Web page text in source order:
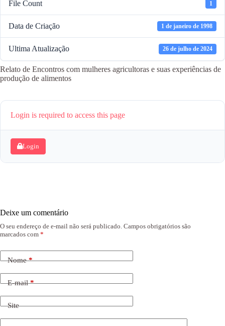
File Count 1
Data de Criação 1 de janeiro de 1998
Ultima Atualização 26 de julho de 2024
Relato de Encontros com mulheres agricultoras e suas experiências de
produção de alimentos
Login is required to access this page
Login
Deixe um comentário
O seu endereço de e-mail não será publicado. Campos obrigatórios são
marcados com *
Nome*
E-mail*
Site